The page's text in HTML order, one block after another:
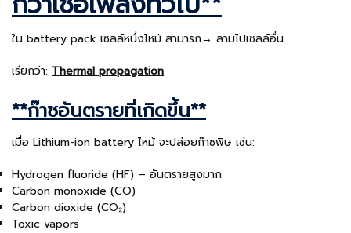
ใน battery pack เซลล์หนึ่งไหม้ สามารถ→ ลามไปเซลล์อื่น
เรียกว่า: Thermal propagation
**ก๊าซอันตรายที่เกิดขึ้น**
เมื่อ Lithium-ion battery ไหม้ จะปล่อยก๊าซพิษ เช่น:
Hydrogen fluoride (HF) – อันตรายสูงมาก
Carbon monoxide (CO)
Carbon dioxide (CO₂)
Toxic vapors